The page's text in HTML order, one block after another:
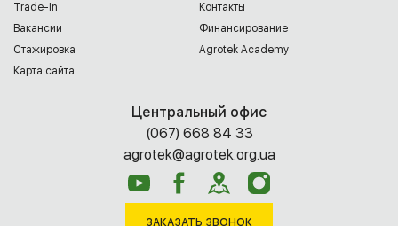
Trade-In
Контакты
Вакансии
Финансирование
Cтажировка
Agrotek Academy
Карта сайта
Центральный офис
(067) 668 84 33
agrotek@agrotek.org.ua
ЗАКАЗАТЬ ЗВОНОК